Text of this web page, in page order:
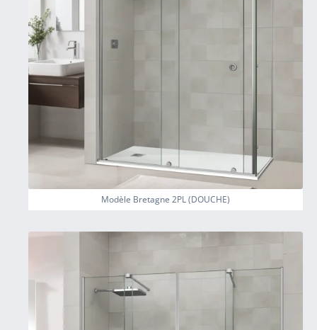
Modèle Bretagne 2PL (DOUCHE)